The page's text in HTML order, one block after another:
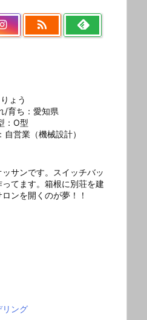

ょう
/育ち：愛知県
：O型
自営業（機械設計）
サンです。スイッチバッ
てます。箱根に別荘を建
ンを開くのが夢！！
リング